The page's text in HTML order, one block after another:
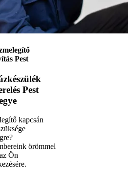
Pest
Pest
kapcsán
örömmel
Ön